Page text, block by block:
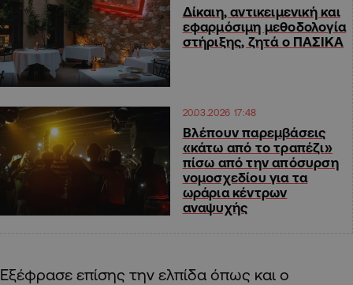
Δίκαιη, αντικειμενική και
εφαρμόσιμη μεθοδολογία
στήριξης, ζητά ο ΠΑΣΙΚΑ
20.03.2026 17:48
Βλέπουν παρεμβάσεις
«κάτω από το τραπέζι»
πίσω από την απόσυρση
νομοσχεδίου για τα
ωράρια κέντρων
αναψυχής
Εξέφρασε επίσης την ελπίδα όπως και ο